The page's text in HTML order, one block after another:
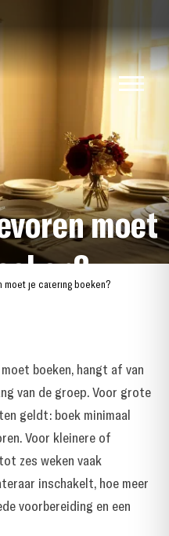
moet je catering boeken?
moet
boeken, hangt af van
van de groep. Voor grote
geldt: boek minimaal
Voor kleinere of
zes weken vaak
inschakelt, hoe meer
voorbereiding en een